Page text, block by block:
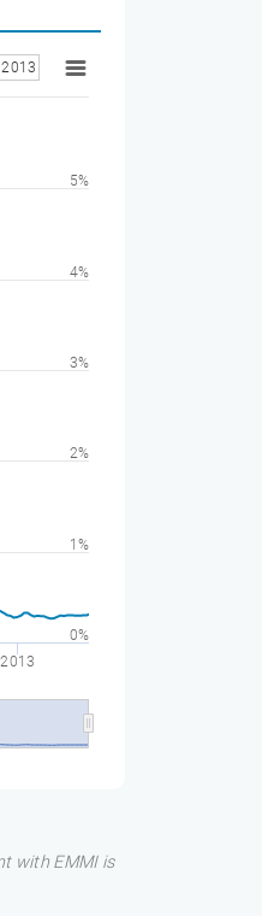
2013
0%
1%
2%
3%
4%
5%
with EMMI is